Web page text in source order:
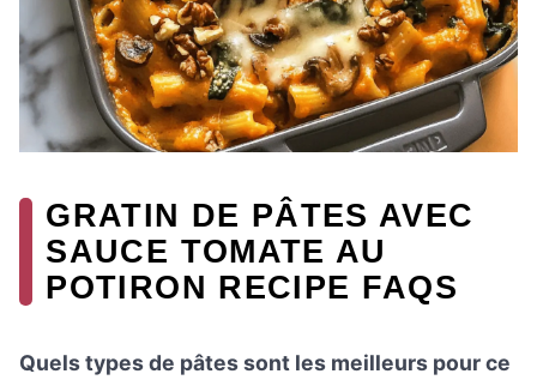
GRATIN DE PÂTES AVEC
SAUCE TOMATE AU
POTIRON RECIPE FAQS
Quels types de pâtes sont les meilleurs pour ce